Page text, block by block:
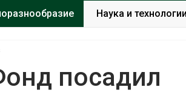
Наука и технологии
посадил